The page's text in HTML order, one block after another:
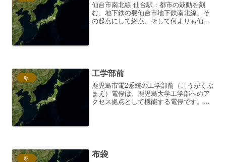
仙台市南北線 仙台駅：都市の鼓動を刻
む、地下鉄の要仙台市地下鉄南北線、そ
の起点にして終点、そして何よりも仙台
駅 工学部前
鹿児島市電2系統の工学部前（こうがくぶ
まえ）電停は、鹿児島大学工学部へのア
クセス拠点として機能する電停です。周
駅 布袋